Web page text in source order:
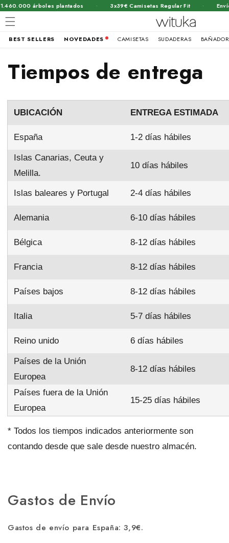
al contenido
árboles plantados 3x39€ Camisetas Regular Fit
BEST SELLERS NOVEDADES CAMISETAS SUDADERAS
Tiempos de entrega
UBICACIÓN ENTREGA ESTIMADA
España 1-2 días hábiles
Islas Canarias, Ceuta y
Melilla.
10 días hábiles
Islas baleares y Portugal 2-4 días hábiles
Alemania 6-10 días hábiles
Bélgica 8-12 días hábiles
Francia 8-12 días hábiles
Países bajos 8-12 días hábiles
Italia 5-7 días hábiles
Reino unido 6 días hábiles
Países de la Unión
Europea
8-12 días hábiles
Países fuera de la Unión
Europea
15-25 días hábiles
* Todos los tiempos indicados anteriormente son
contando desde que sale desde nuestro almacén.
Gastos de Envío
Gastos de envío para España: 3,9€.